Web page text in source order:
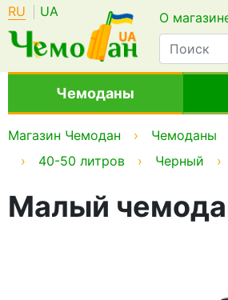
RU UA О
Чемоданы
Магазин Чемодан Чемоданы
40-50 литров
Черный
Малый